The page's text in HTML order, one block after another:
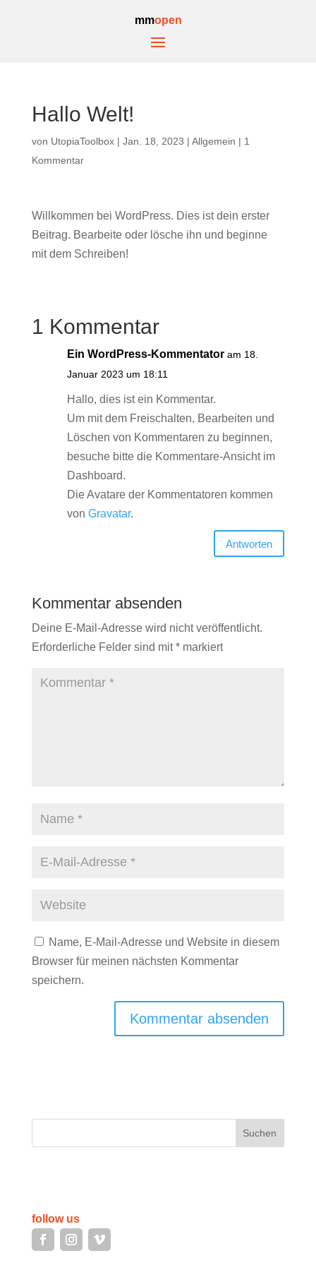
mmopen
Hallo Welt!
von UtopiaToolbox| Jan. 18, 2023 | Allgemein | 1
Kommentar
Willkommen bei WordPress. Dies ist dein erster
Beitrag. Bearbeite oder lösche ihn und beginne
mit dem Schreiben!
1 Kommentar
Ein WordPress-Kommentator am 18.
Januar 2023 um 18:11
Hallo, dies ist ein Kommentar.
Um mit dem Freischalten, Bearbeiten und
Löschen von Kommentaren zu beginnen,
besuche bitte die Kommentare-Ansicht im
Dashboard.
Die Avatare der Kommentatoren kommen
von Gravatar.
Antworten
Kommentar absenden
Deine E-Mail-Adresse wird nicht veröffentlicht.
Erforderliche Felder sind mit*markiert
Name, E-Mail-Adresse und Website in diesem
Browser für meinen nächsten Kommentar
speichern.
Suchen
follow us